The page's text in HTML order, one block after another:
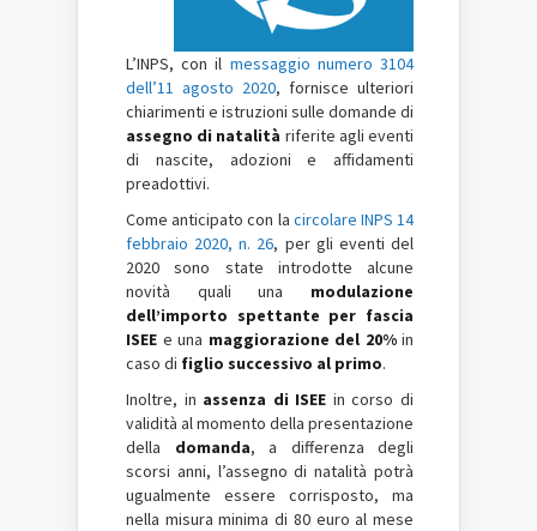
L’INPS, con il messaggio numero 3104
dell’11 agosto 2020, fornisce ulteriori
chiarimenti e istruzioni sulle domande di
assegno di natalità riferite agli eventi
di nascite, adozioni e affidamenti
preadottivi.
Come anticipato con la circolare INPS 14
febbraio 2020, n. 26, per gli eventi del
2020 sono state introdotte alcune
novità quali una modulazione
dell’importo spettante per fascia
ISEE e una maggiorazione del 20%in
caso di figlio successivo al primo.
Inoltre, in assenza di ISEE in corso di
validità al momento della presentazione
della domanda, a differenza degli
scorsi anni, l’assegno di natalità potrà
ugualmente essere corrisposto, ma
nella misura minima di 80 euro al mese